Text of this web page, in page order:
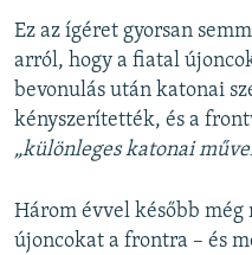
Ez az ígéret gyorsan
arról, hogy a fiatal
bevonulás után katonai
kényszerítették, és a
„különleges katonai
Három évvel később
újoncokat a frontra – és